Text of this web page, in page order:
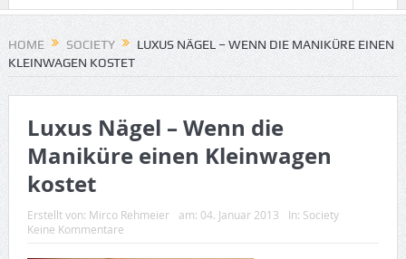
HOME SOCIETY
LUXUS NÄGEL – WENN DIE MANIKÜRE EINEN
KLEINWAGEN KOSTET
Luxus Nägel – Wenn die
Maniküre einen Kleinwagen
kostet
Erstellt von: Mirco Rehmeier am: 04. Januar 2013 In: Society
Keine Kommentare